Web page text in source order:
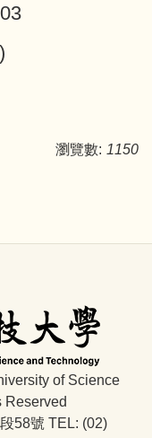
瀏覽數: 1150
of Science
Reserved
58號 TEL: (02)